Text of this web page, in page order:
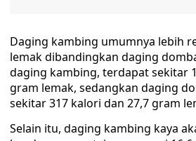
Daging kambing umumnya lebih
lemak dibandingkan daging
daging kambing, terdapat sekitar
gram lemak, sedangkan daging
sekitar 317 kalori dan 27,7 gram
Selain itu, daging kambing kaya